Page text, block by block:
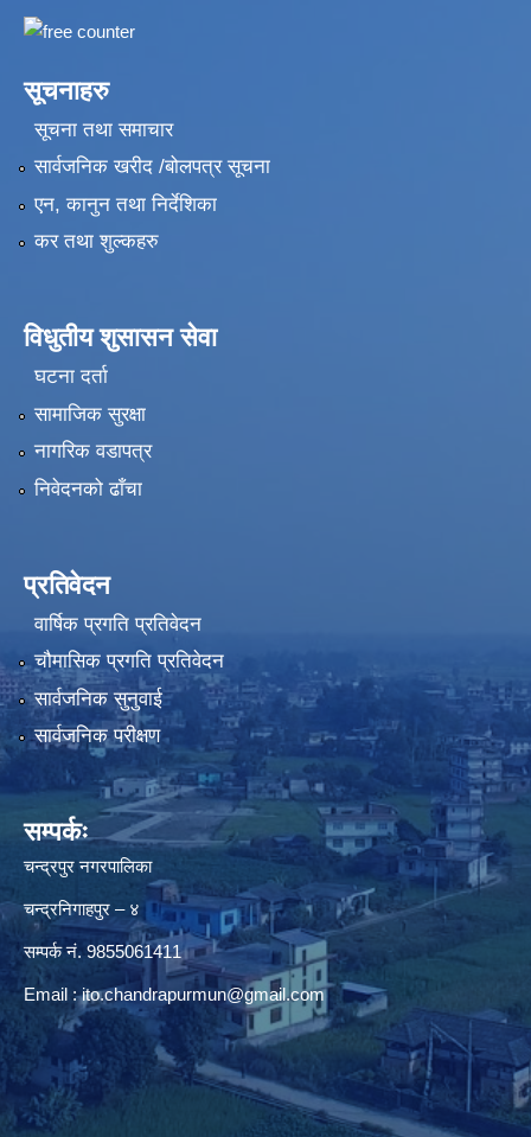
सूचनाहरु
सूचना तथा समाचार
सार्वजनिक खरीद /बोलपत्र सूचना
एन, कानुन तथा निर्देशिका
कर तथा शुल्कहरु
विधुतीय शुसासन सेवा
घटना दर्ता
सामाजिक सुरक्षा
नागरिक वडापत्र
निवेदनको ढाँचा
प्रतिवेदन
वार्षिक प्रगति प्रतिवेदन
चौमासिक प्रगति प्रतिवेदन
सार्वजनिक सुनुवाई
सार्वजनिक परीक्षण
सम्पर्कः
चन्द्रपुर नगरपालिका
चन्द्रनिगाहपुर – ४
सम्पर्क नं. 9855061411
Email :ito.chandrapurmun@gmail.com